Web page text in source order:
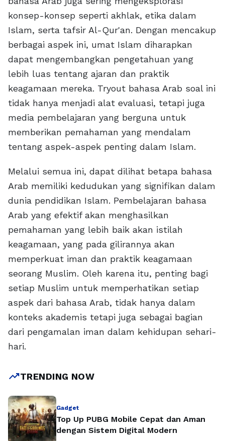
konsep-konsep seperti akhlak, etika dalam
Islam, serta tafsir Al-Qur'an. Dengan mencakup
berbagai aspek ini, umat Islam diharapkan
dapat mengembangkan pengetahuan yang
lebih luas tentang ajaran dan praktik
keagamaan mereka. Tryout bahasa Arab soal ini
tidak hanya menjadi alat evaluasi, tetapi juga
media pembelajaran yang berguna untuk
memberikan pemahaman yang mendalam
tentang aspek-aspek penting dalam Islam.
Melalui semua ini, dapat dilihat betapa bahasa
Arab memiliki kedudukan yang signifikan dalam
dunia pendidikan Islam. Pembelajaran bahasa
Arab yang efektif akan menghasilkan
pemahaman yang lebih baik akan istilah
keagamaan, yang pada gilirannya akan
memperkuat iman dan praktik keagamaan
seorang Muslim. Oleh karena itu, penting bagi
setiap Muslim untuk memperhatikan setiap
aspek dari bahasa Arab, tidak hanya dalam
konteks akademis tetapi juga sebagai bagian
dari pengamalan iman dalam kehidupan sehari-
hari.
trending_upTRENDING NOW
Gadget
Top Up PUBG Mobile Cepat dan Aman
dengan Sistem Digital Modern